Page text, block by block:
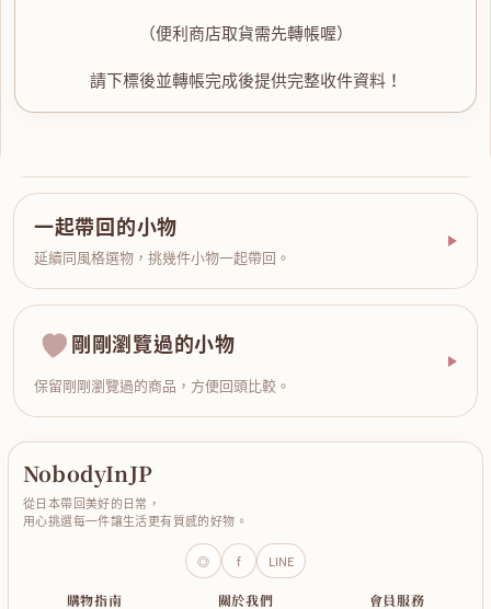
（便利商店取貨需先轉帳喔）
請下標後並轉帳完成後提供完整收件資料！
一起帶回的小物
延續同風格選物，挑幾件小物一起帶回。
剛剛瀏覽過的小物
保留剛剛瀏覽過的商品，方便回頭比較。
NobodyInJP
從日本帶回美好的日常，
用心挑選每一件讓生活更有質感的好物。
◎ f LINE
購物指南 關於我們 會員服務